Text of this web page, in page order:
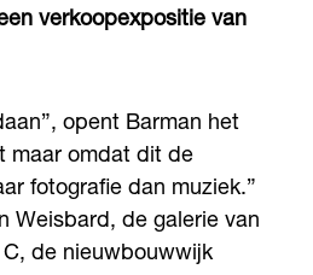
verkoopexpositie van
opent Barman het
maar omdat dit de
fotografie dan muziek.”
Weisbard, de galerie van
de nieuwbouwwijk